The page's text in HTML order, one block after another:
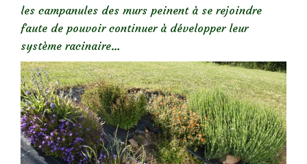
les campanules des murs peinent à se rejoindre
faute de pouvoir continuer à développer leur
système racinaire…